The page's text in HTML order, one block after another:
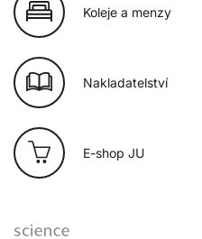
Koleje a menzy
Nakladatelství
E-shop JU